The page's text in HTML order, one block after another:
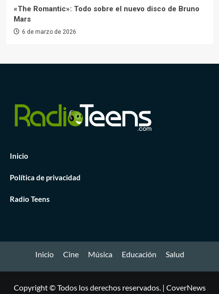
«The Romantic»: Todo sobre el nuevo disco de Bruno
Mars
6 de marzo de 2026
Inicio
Política de privacidad
Radio Teens
Inicio Cine Música Educación Salud
Copyright © Todos los derechos reservados. | CoverNews